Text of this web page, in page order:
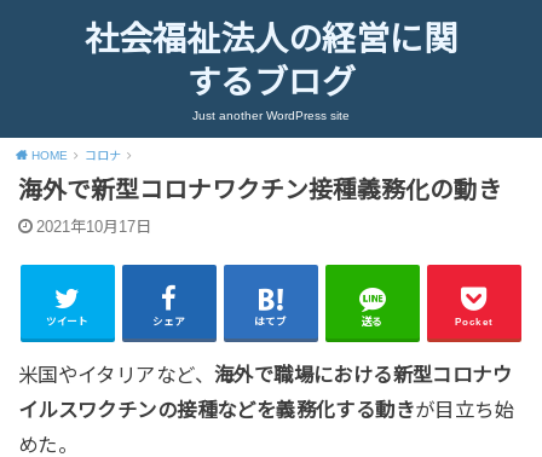
社会福祉法人の経営に関
するブログ
Just another WordPress site
HOME コロナ
海外で新型コロナワクチン接種義務化の動き
2021年10月17日
ツイート シェア はてブ 送る Pocket
米国やイタリアなど、 海外で職場における新型コロナウ
イルスワクチンの接種などを義務化する動きが目立ち始
めた。